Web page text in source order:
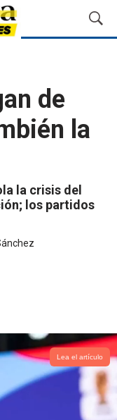
M
o
de
la
la crisis del
los partidos
Lea el artículo